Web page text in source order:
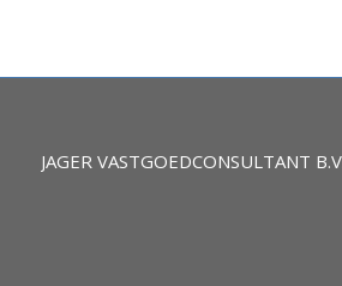
JAGER VASTGOEDCONSULTANT